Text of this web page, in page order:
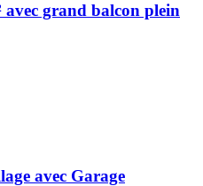
avec grand balcon plein
avec Garage